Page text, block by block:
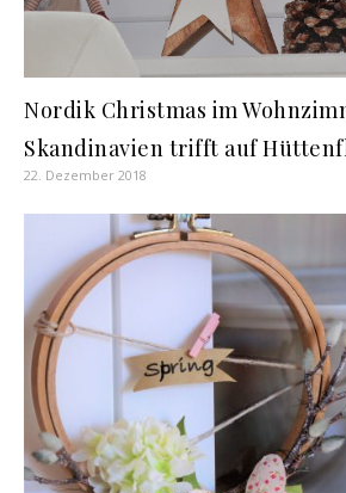
Nordik Christmas im
Skandinavien trifft auf
22. Dezember 2018